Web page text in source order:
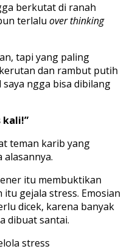
berkutat di ranah
terlalu over thinking
tapi yang paling
dan rambut putih
ngga bisa dibilang
kali!”
teman karib yang
alasannya.
itu membuktikan
itu gejala stress. Emosian
dicek, karena banyak
dibuat santai.